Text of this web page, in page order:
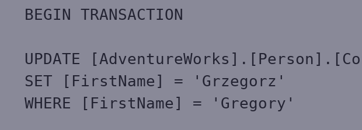
BEGIN TRANSACTION
UPDATE
SET [FirstName] = 'Grzegorz'
WHERE [FirstName] = 'Gregory'